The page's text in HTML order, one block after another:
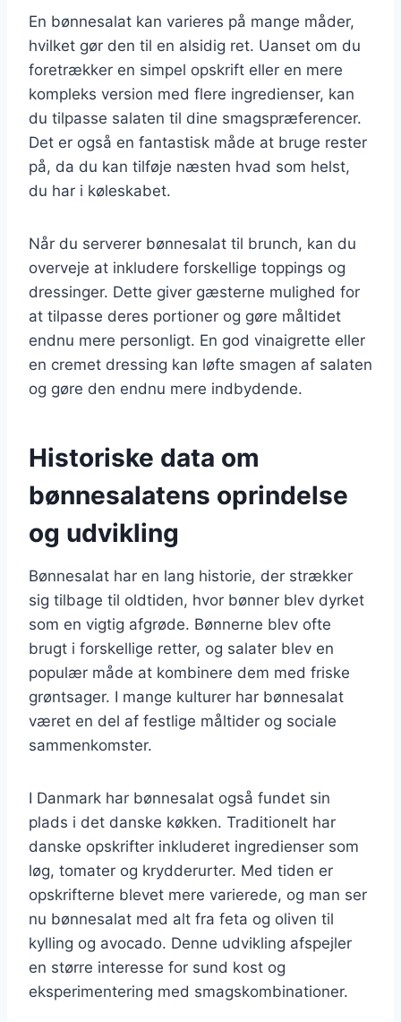
En bønnesalat kan varieres på mange måder,
hvilket gør den til en alsidig ret. Uanset om du
foretrækker en simpel opskrift eller en mere
kompleks version med flere ingredienser, kan
du tilpasse salaten til dine smagspræferencer.
Det er også en fantastisk måde at bruge rester
på, da du kan tilføje næsten hvad som helst,
du har i køleskabet.
Når du serverer bønnesalat til brunch, kan du
overveje at inkludere forskellige toppings og
dressinger. Dette giver gæsterne mulighed for
at tilpasse deres portioner og gøre måltidet
endnu mere personligt. En god vinaigrette eller
en cremet dressing kan løfte smagen af salaten
og gøre den endnu mere indbydende.
Historiske data om
bønnesalatens oprindelse
og udvikling
Bønnesalat har en lang historie, der strækker
sig tilbage til oldtiden, hvor bønner blev dyrket
som en vigtig afgrøde. Bønnerne blev ofte
brugt i forskellige retter, og salater blev en
populær måde at kombinere dem med friske
grøntsager. I mange kulturer har bønnesalat
været en del af festlige måltider og sociale
sammenkomster.
I Danmark har bønnesalat også fundet sin
plads i det danske køkken. Traditionelt har
danske opskrifter inkluderet ingredienser som
løg, tomater og krydderurter. Med tiden er
opskrifterne blevet mere varierede, og man ser
nu bønnesalat med alt fra feta og oliven til
kylling og avocado. Denne udvikling afspejler
en større interesse for sund kost og
eksperimentering med smagskombinationer.